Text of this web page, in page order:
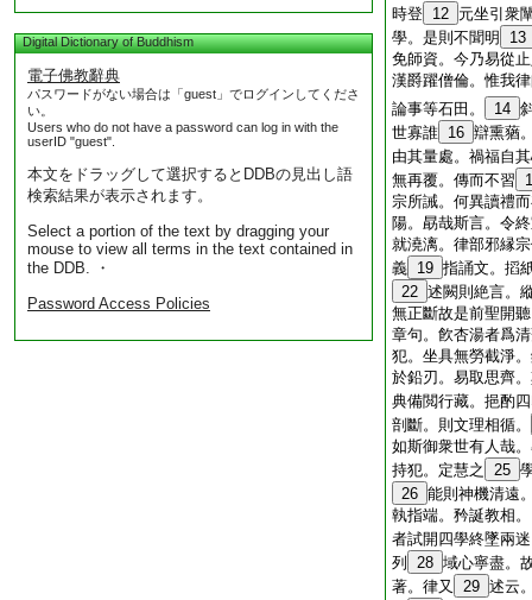
Digital Dictionary of Buddhism
電子佛教辭典
パスワードがない場合は「guest」でログインしてくださ
い。
Users who do not have a password can log in with the
userID "guest".
本文をドラッグして選択するとDDBの見出し語
検索結果が表示されます。
Select a portion of the text by dragging your
mouse to view all terms in the text contained in
the DDB. ・
Password Access Policies
時登 12 元坐引衆
學。是則不聞明
13
免師資。今乃易從
漢爵躍僧倫。惟我
論事等石田。
14
世寡誰 16 辯熏蕕
由其量處。禍福自
無再覆。傳而不習
宗所誡。何異讀禮
陽。勗哉斯言。令
就澆漓。律部邪縁
義 19 指誦文。搯
22 述闕則絶言。
無正斷故是前聖開
章句。飮杏湯者爲
犯。坐具無勞截淨
於鉛刃。易取思齊
典備閲行藏。挹酌
剖斷。則文理相循。
如斯御衆世有人哉
持犯。定慧之
25
26 能則神機清遠
執指端。矜誕教相
者試開四學終墜兩
列
28 域心寧盡。
著。律又
29 述云